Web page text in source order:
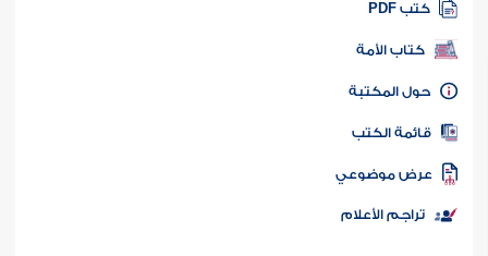
كتب PDF
كتاب الأمة
المكتبة
الكتب
موضوعي